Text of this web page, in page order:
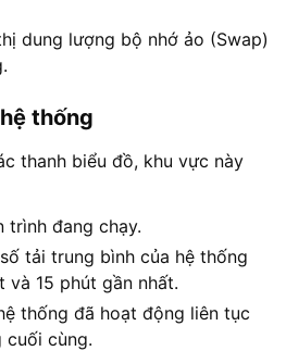
dung lượng bộ nhớ ảo (Swap)
thống
thanh biểu đồ, khu vực này
trình đang chạy.
tải trung bình của hệ thống
và 15 phút gần nhất.
thống đã hoạt động liên tục
cuối cùng.